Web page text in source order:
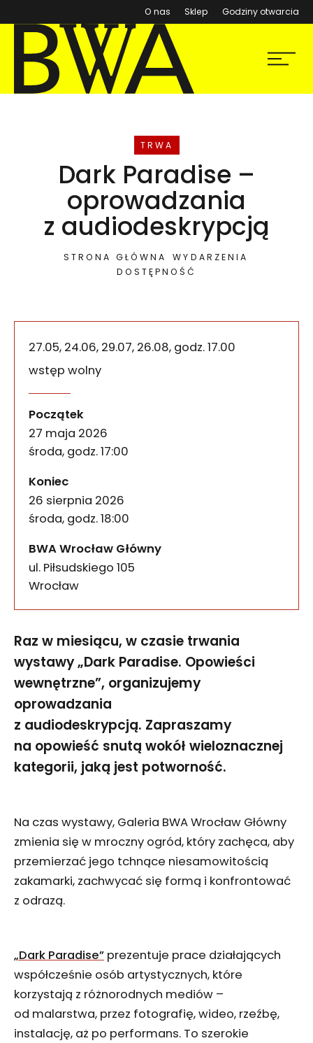
O nas Sklep (otwiera się w nowym
Godziny otwarcia
BWA Wrocław
Galerie Sztuki Współczesnej
Menu
WYDARZENIE
TRWA
Dark Paradise –
oprowadzania
z audiodeskrypcją
STRONA GŁÓWNA
WYDARZENIA
DOSTĘPNOŚĆ
27.05, 24.06, 29.07, 26.08, godz. 17.00
wstęp wolny
Raz w miesiącu, w czasie trwania wystawy
Początek
27 maja 2026
środa, godz. 17:00
Koniec
26 sierpnia 2026
środa, godz. 18:00
BWA Wrocław Główny
ul. Piłsudskiego 105
50-085
Wrocław
Raz w miesiącu, w czasie trwania
wystawy „Dark Paradise. Opowieści
wewnętrzne”, organizujemy
oprowadzania
z audiodeskrypcją. Zapraszamy
na opowieść snutą wokół wieloznacznej
kategorii, jaką jest potworność.
Na czas wystawy, Galeria BWA Wrocław Główny
zmienia się w mroczny ogród, który zachęca, aby
przemierzać jego tchnące niesamowitością
zakamarki, zachwycać się formą i konfrontować
z odrazą.
„Dark Paradise” prezentuje prace działających
współcześnie osób artystycznych, które
korzystają z różnorodnych mediów –
od malarstwa, przez fotografię, wideo, rzeźbę,
instalację, aż po performans. To szerokie